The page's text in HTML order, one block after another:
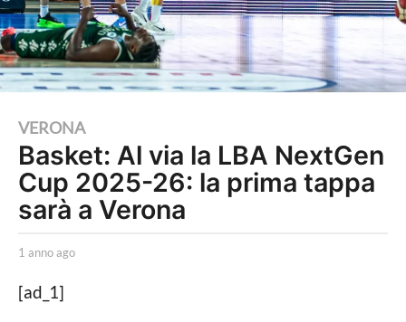
1
a
n
n
a
o
VERONA
Basket: Al via la LBA NextGen
Cup 2025-26: la prima tappa
sarà a Verona
b
R
o
1 anno ago
[ad_1]